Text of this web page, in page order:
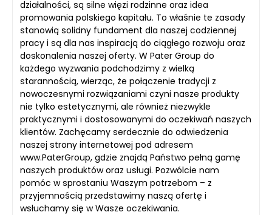
działalności, są silne więzi rodzinne oraz idea
promowania polskiego kapitału. To właśnie te zasady
stanowią solidny fundament dla naszej codziennej
pracy i są dla nas inspiracją do ciągłego rozwoju oraz
doskonalenia naszej oferty. W Pater Group do
każdego wyzwania podchodzimy z wielką
starannością, wierząc, że połączenie tradycji z
nowoczesnymi rozwiązaniami czyni nasze produkty
nie tylko estetycznymi, ale również niezwykle
praktycznymi i dostosowanymi do oczekiwań naszych
klientów. Zachęcamy serdecznie do odwiedzenia
naszej strony internetowej pod adresem
www.PaterGroup, gdzie znajdą Państwo pełną gamę
naszych produktów oraz usługi. Pozwólcie nam
pomóc w sprostaniu Waszym potrzebom – z
przyjemnością przedstawimy naszą ofertę i
wsłuchamy się w Wasze oczekiwania.